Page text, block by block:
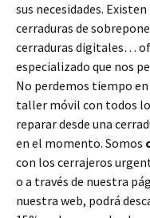
sus necesidades.
cerraduras de
cerraduras digitales…
especializado que nos
No perdemos tiempo
taller móvil con todos
reparar desde una
en el momento. Somos
con los cerrajeros
o a través de nuestra
nuestra web, podrá